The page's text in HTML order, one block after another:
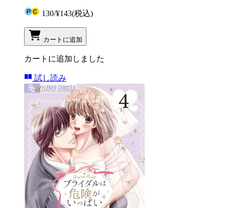
130/¥143(税込)
カートに追加
カートに追加しました
試し読み